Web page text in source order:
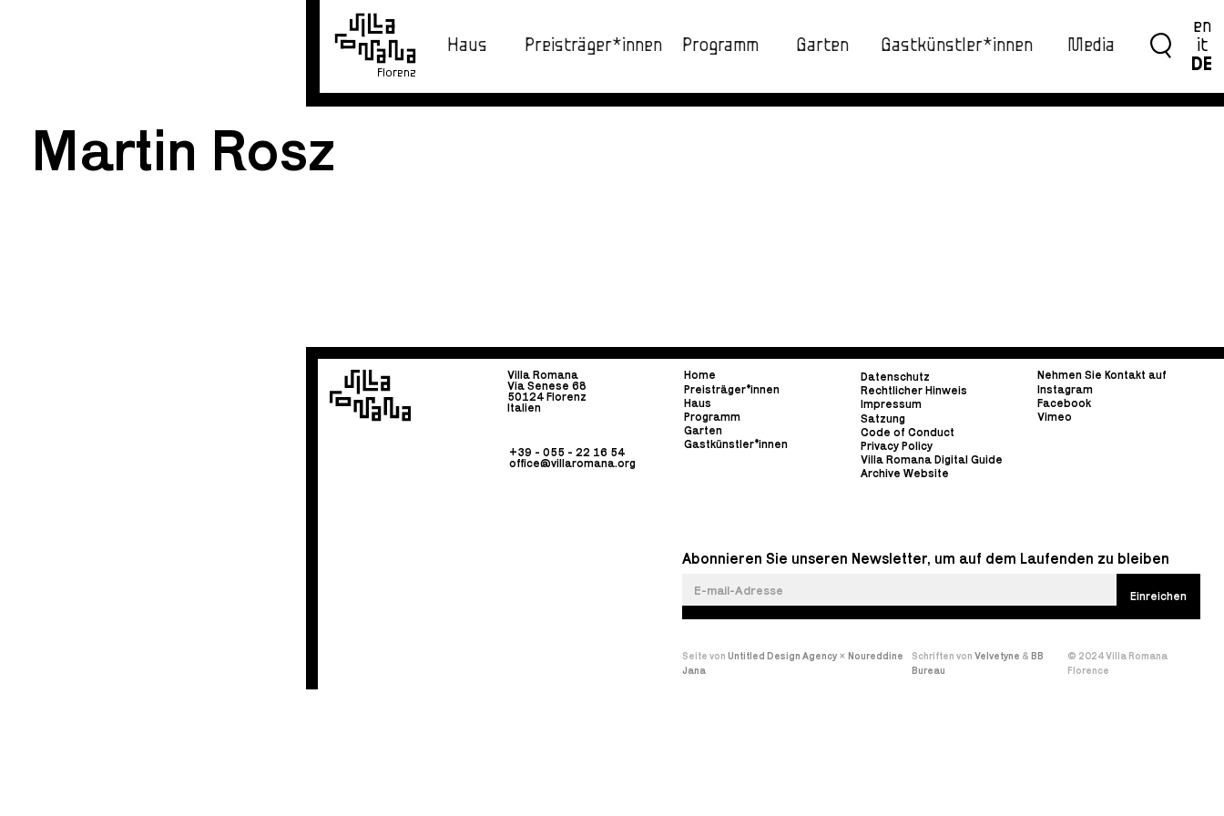
Florenz
Haus Preisträger*innen Programm Garten Gastkünstler*innen Media
en
it
DE
Martin Rosz
Villa Romana
Via Senese 68
50124 Florenz
Italien
+39 - 055 - 22 16 54
office@villaromana.org
Home
Preisträger*innen
Haus
Programm
Garten
Gastkünstler*innen
Datenschutz
Rechtlicher Hinweis
Impressum
Satzung
Code of Conduct
Privacy Policy
Villa Romana Digital Guide
Archive Website
Nehmen Sie Kontakt auf
Instagram
Facebook
Vimeo
Abonnieren Sie unseren Newsletter, um auf dem Laufenden zu bleiben
Seite von Untitled Design Agency× Noureddine
Jana
Schriften von Velvetyne & BB
Bureau
© 2024 Villa Romana
Florence